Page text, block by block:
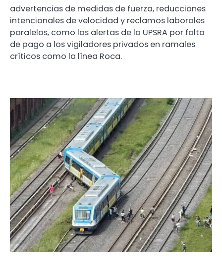
advertencias de medidas de fuerza, reducciones
intencionales de velocidad y reclamos laborales
paralelos, como las alertas de la UPSRA por falta
de pago a los vigiladores privados en ramales
críticos como la línea Roca.